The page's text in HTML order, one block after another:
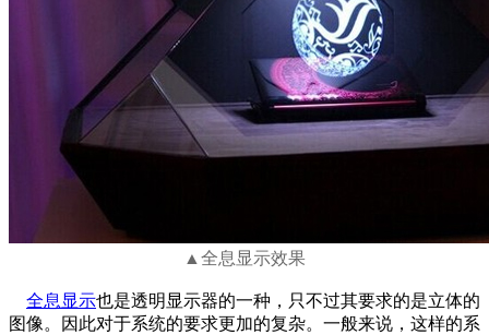
▲全息显示效果
全息显示也是透明显示器的一种，只不过其要求的是立体的
图像。因此对于系统的要求更加的复杂。一般来说，这样的系